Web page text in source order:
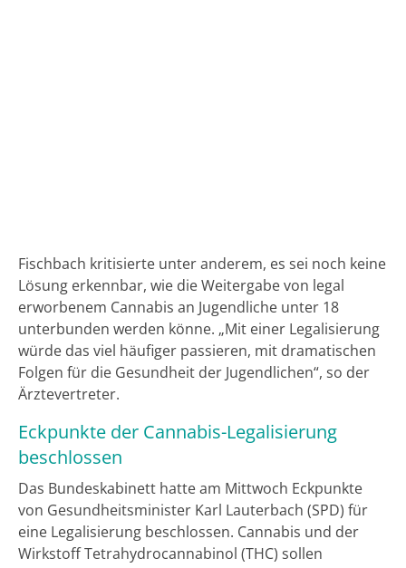
Fischbach kritisierte unter anderem, es sei noch keine
Lösung erkennbar, wie die Weitergabe von legal
erworbenem Cannabis an Jugendliche unter 18
unterbunden werden könne. „Mit einer Legalisierung
würde das viel häufiger passieren, mit dramatischen
Folgen für die Gesundheit der Jugendlichen“, so der
Ärztevertreter.
Eckpunkte der Cannabis-Legalisierung
beschlossen
Das Bundeskabinett hatte am Mittwoch Eckpunkte
von Gesundheitsminister Karl Lauterbach (SPD) für
eine Legalisierung beschlossen. Cannabis und der
Wirkstoff Tetrahydrocannabinol (THC) sollen